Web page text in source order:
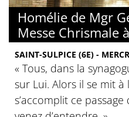
Homélie de Mgr
Messe Chrismale
SAINT-SULPICE (6E) -
« Tous, dans la
sur Lui. Alors il se mit à
s’accomplit ce